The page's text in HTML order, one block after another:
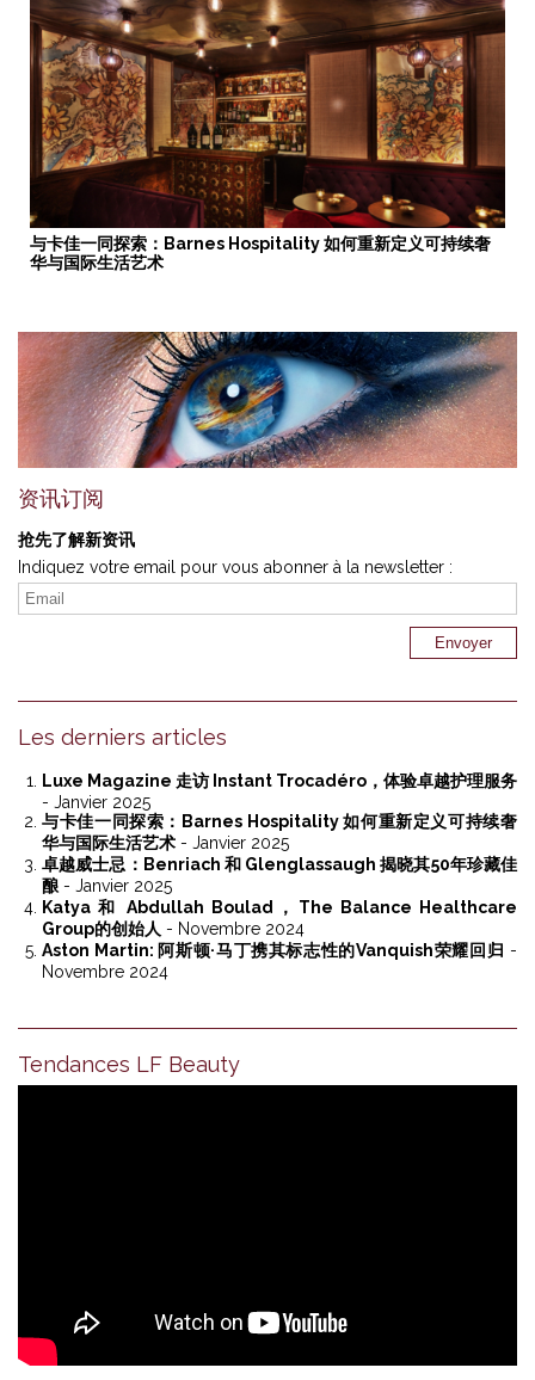
与卡佳一同探索：Barnes Hospitality 如何重新定义可持续奢
华与国际生活艺术
资讯订阅
抢先了解新资讯
Indiquez votre email pour vous abonner à la newsletter :
Les derniers articles
Luxe Magazine 走访 Instant Trocadéro，体验卓越护理服务
- Janvier 2025
与卡佳一同探索：Barnes Hospitality 如何重新定义可持续奢
华与国际生活艺术 - Janvier 2025
卓越威士忌：Benriach 和 Glenglassaugh 揭晓其50年珍藏佳
酿 - Janvier 2025
Katya 和 Abdullah Boulad，The Balance Healthcare
Group的创始人 - Novembre 2024
Aston Martin: 阿斯顿·马丁携其标志性的Vanquish荣耀回归 -
Novembre 2024
Tendances LF Beauty